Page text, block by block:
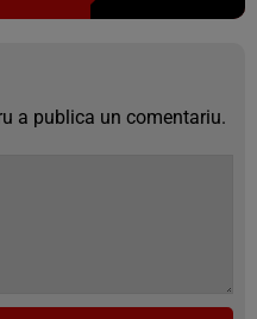
a publica un comentariu.